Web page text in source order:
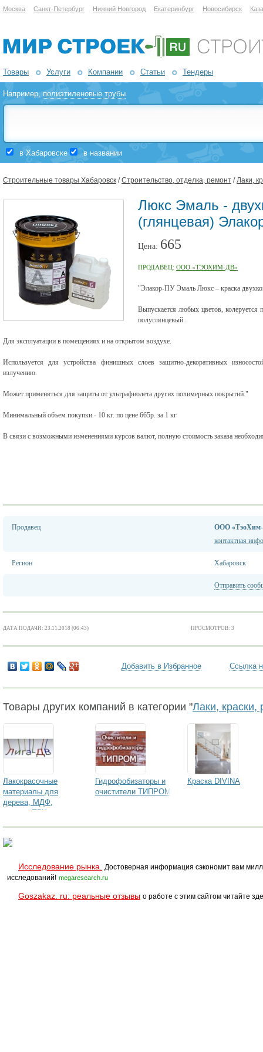
Москва Санкт-Петербург Нижний Новгород Екатеринбург Новосибирск
Товары Услуги Компании Статьи Тендеры
Например,полиэтиленовые трубы
в Хабаровске в названии
Строительные товары Хабаровск /Строительство, отделка, ремонт /Лаки,
Люкс Эмаль -
(глянцевая)
Цена: 665
ПРОДАВЕЦ: ООО «ТЭОХИМ-ДВ»
"Элакор-ПУ Эмаль Люкс – краска
Выпускается любых цветов,
полуглянцевый.
Для эксплуатации в помещениях и на открытом воздухе.
Используется для устройства финишных слоев защитно-декоративных
излучению.
Может применяться для защиты от ультрафиолета других полимерных покрытий."
Минимальный объем покупки - 10 кг. по цене 665р. за 1 кг
В связи с возможными изменениями курсов валют, полную стоимость заказа
Продавец
ООО
контактная
Регион Хабаровск
Отправить
ДАТА ПОДАЧИ: 23.11.2018 (06:43) ПРОСМОТРОВ: 3
Добавить в Избранное Ссылка
Товары других компаний в категории "Лаки, краски,
Лакокрасочные
материалы для
дерева, МДФ,
стекла, ПВХ и т.д.
Гидрофобизаторы и
очистители ТИПРОМ
Краска DIVINA
Исследование рынка.
Достоверная информация сэкономит вам
исследований! megaresearch.ru
Goszakaz. ru: реальные отзывы о работе с этим сайтом читайте